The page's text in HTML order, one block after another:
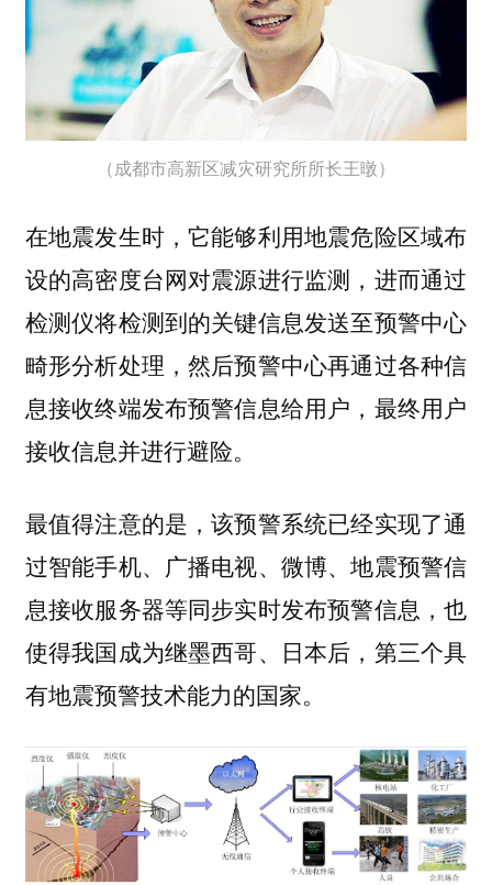
（成都市高新区减灾研究所所长王暾）
在地震发生时，它能够利用地震危险区域布
设的高密度台网对震源进行监测，进而通过
检测仪将检测到的关键信息发送至预警中心
畸形分析处理，然后预警中心再通过各种信
息接收终端发布预警信息给用户，最终用户
接收信息并进行避险。
最值得注意的是，该预警系统已经实现了通
过智能手机、广播电视、微博、地震预警信
息接收服务器等同步实时发布预警信息，也
使得我国成为继墨西哥、日本后，第三个具
有地震预警技术能力的国家。